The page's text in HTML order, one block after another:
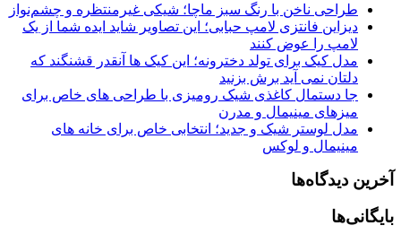
طراحی ناخن با رنگ سبز ماچا؛ شیکی غیرمنتظره و چشم‌نواز
دیزاین فانتزی لامپ حبابی؛ این تصاویر شاید ایده شما از یک
لامپ را عوض کنند
مدل کیک برای تولد دخترونه؛ این کیک ها آنقدر قشنگند که
دلتان نمی آید برش بزنید
جا دستمال کاغذی شیک رومیزی با طراحی های خاص برای
میزهای مینیمال و مدرن
مدل لوستر شیک و جدید؛ انتخابی خاص برای خانه های
مینیمال و لوکس
آخرین دیدگاه‌ها
بایگانی‌ها